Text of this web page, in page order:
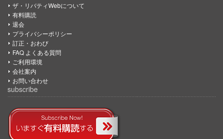
ザ・リバティWebについて
有料購読
退会
プライバシーポリシー
訂正・おわび
FAQ よくある質問
ご利用環境
会社案内
お問い合わせ
subscribe